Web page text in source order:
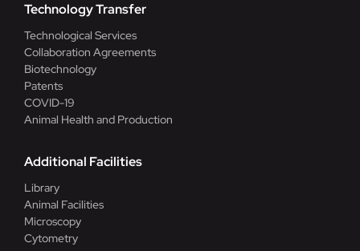
Technology Transfer
Technological Services
Collaboration Agreements
Biotechnology
Patents
COVID-19
Animal Health and Production
Additional Facilities
Library
Animal Facilities
Microscopy
Cytometry